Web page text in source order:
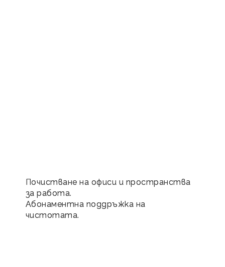
Почистване на офиси и пространства
за работа.
Абонаментна поддръжка на
чистотата.